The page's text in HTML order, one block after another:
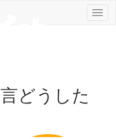
メ
ニ
どうした